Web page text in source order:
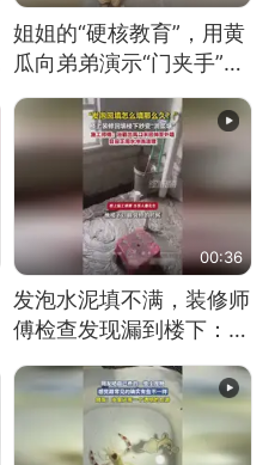
姐姐的“硬核教育”，用黄
瓜向弟弟演示“门夹手”，
网友：果然言传不如身
教！
00:36
发泡水泥填不满，装修师
傅检查发现漏到楼下：出
风口未延伸到外墙